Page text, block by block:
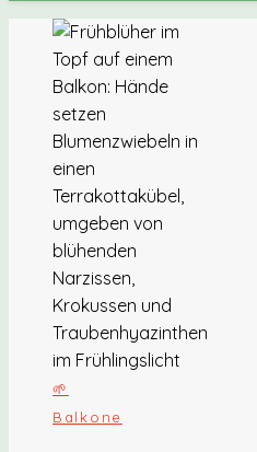
🌱
Balkone